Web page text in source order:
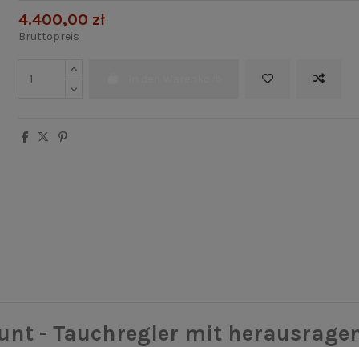
4.400,00 zł
Bruttopreis
- Tauchregler mit